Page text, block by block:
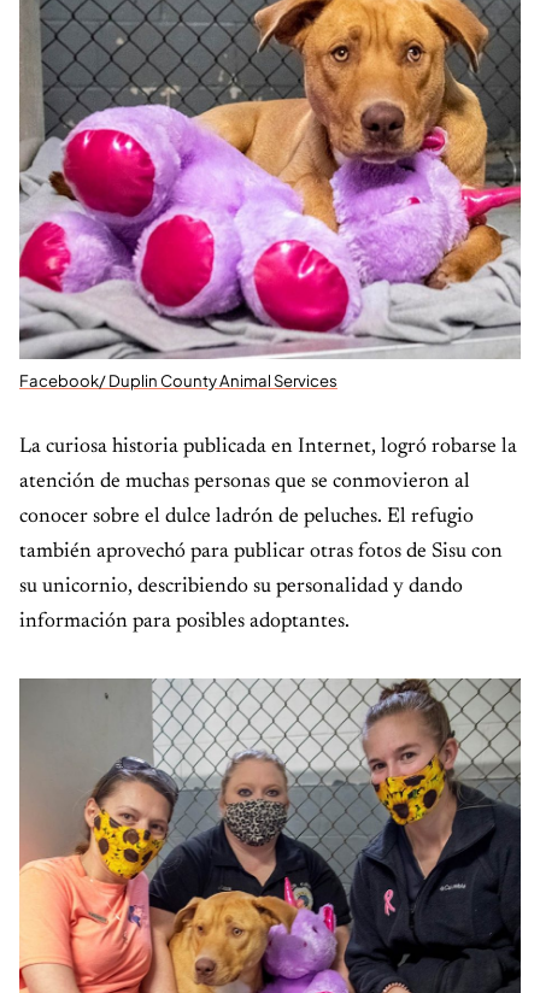
Facebook/ Duplin County Animal Services
La curiosa historia publicada en Internet, logró robarse la
atención de muchas personas que se conmovieron al
conocer sobre el dulce ladrón de peluches. El refugio
también aprovechó para publicar otras fotos de Sisu con
su unicornio, describiendo su personalidad y dando
información para posibles adoptantes.